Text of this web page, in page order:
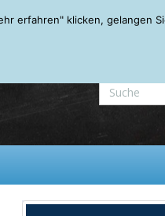
Mein Account About
erfahren" klicken, gelangen